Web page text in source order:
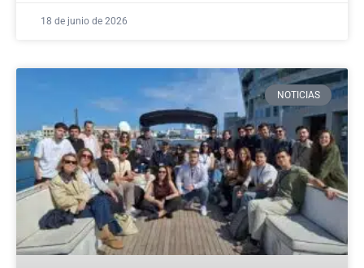
18 de junio de 2026
NOTICIAS